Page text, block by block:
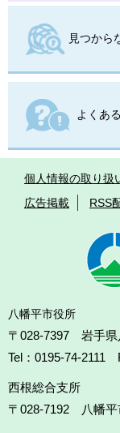
見つから
よくあ
個人情報の取り扱
広告掲載
RSS
八幡平市役所
〒028-7397 岩手県
Tel：0195-74-2111
西根総合支所
〒028-7192
八幡